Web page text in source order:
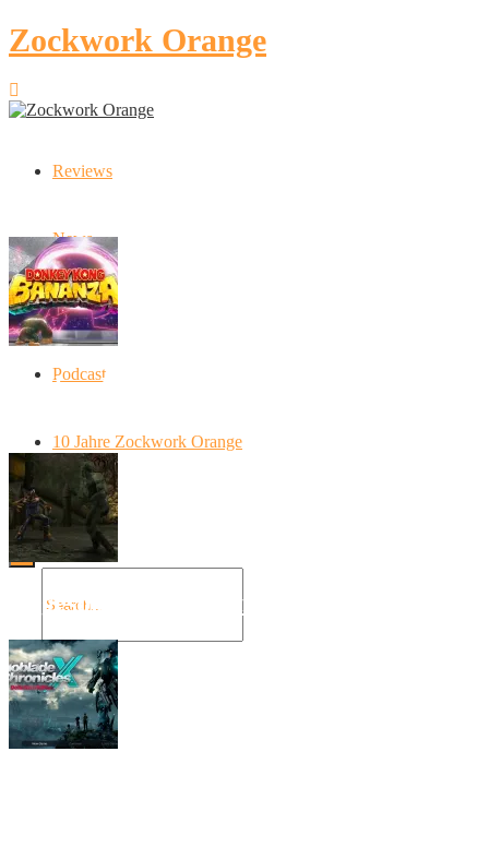
Zockwork Orange
Reviews
News
Artikel
Podcast
10 Jahre Zockwork Orange
Donkey Kong Bananza: “Ich mache alles
Angespielt: Legacy of Kain: Soul Reaver